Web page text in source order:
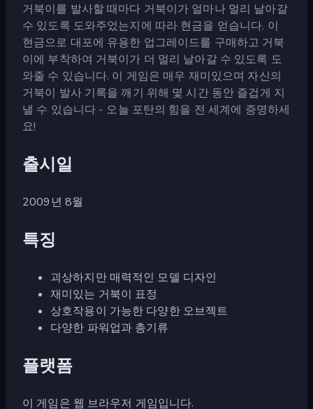
거북이를 발사할 때마다 거북이가 얼마나 멀리 날아갈
수 있도록 도와주었는지에 따라 현금을 얻습니다. 이
현금으로 대포에 유용한 업그레이드를 구매하고 거북
이에 부착하여 거북이가 더 멀리 날아갈 수 있도록 도
와줄 수 있습니다. 이 게임은 매우 재미있으며 자신의
거북이 발사 기록을 깨기 위해 몇 시간 동안 즐겁게 지
낼 수 있습니다 - 오늘 포탄의 힘을 전 세계에 증명하세
요!
출시일
2009년 8월
특징
괴상하지만 매력적인 모델 디자인
재미있는 거북이 표정
상호작용이 가능한 다양한 오브젝트
다양한 파워업과 총기류
플랫폼
이 게임은 웹 브라우저 게임입니다.